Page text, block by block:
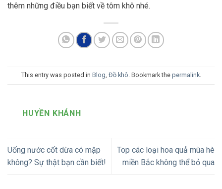
thêm những điều bạn biết về tôm khô nhé.
This entry was posted in Blog, Đồ khô. Bookmark the permalink.
HUYỀN KHÁNH
Uống nước cốt dừa có mập
không? Sự thật bạn cần biết!
Top các loại hoa quả mùa hè
miền Bắc không thể bỏ qua